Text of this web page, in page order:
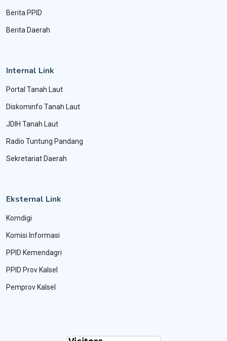
Berita PPID
Berita Daerah
Internal Link
Portal Tanah Laut
Diskominfo Tanah Laut
JDIH Tanah Laut
Radio Tuntung Pandang
Sekretariat Daerah
Eksternal Link
Komdigi
Komisi Informasi
PPID Kemendagri
PPID Prov Kalsel
Pemprov Kalsel